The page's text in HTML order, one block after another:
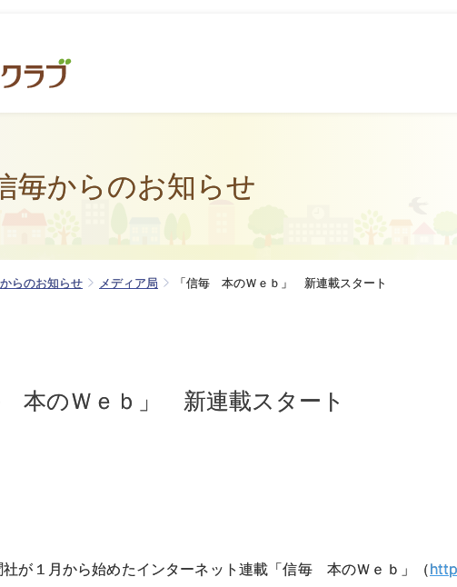
毎からのお知らせ
らのお知らせ メディア局 「信毎 本のＷｅｂ」 新連載スタート
本のＷｅｂ」 新連載スタート
が１月から始めたインターネット連載「信毎 本のＷｅｂ」（